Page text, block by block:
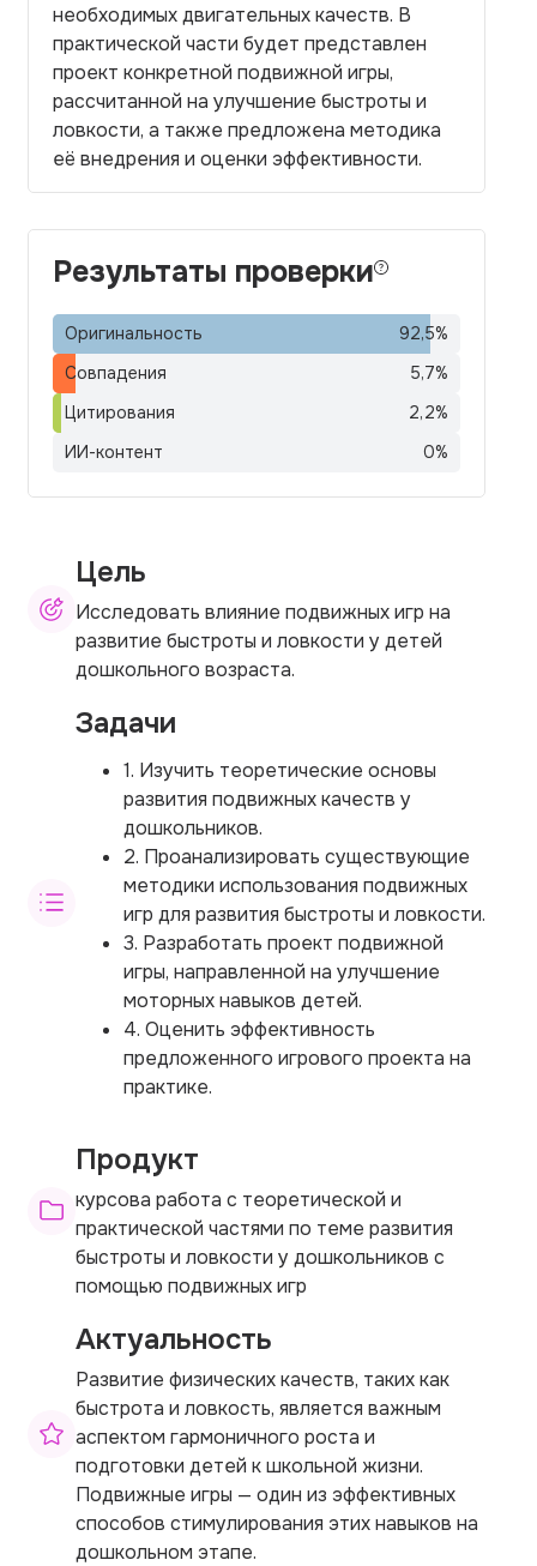
необходимых двигательных качеств. В
практической части будет представлен
проект конкретной подвижной игры,
рассчитанной на улучшение быстроты и
ловкости, а также предложена методика
её внедрения и оценки эффективности.
Результаты проверки
Оригинальность 92,5%
Совпадения
5,7%
Цитирования
2,2%
ИИ-контент
0%
Цель
Исследовать влияние подвижных игр на
развитие быстроты и ловкости у детей
дошкольного возраста.
Задачи
1. Изучить теоретические основы
развития подвижных качеств у
дошкольников.
2. Проанализировать существующие
методики использования подвижных
игр для развития быстроты и ловкости.
3. Разработать проект подвижной
игры, направленной на улучшение
моторных навыков детей.
4. Оценить эффективность
предложенного игрового проекта на
практике.
Продукт
курсова работа с теоретической и
практической частями по теме развития
быстроты и ловкости у дошкольников с
помощью подвижных игр
Актуальность
Развитие физических качеств, таких как
быстрота и ловкость, является важным
аспектом гармоничного роста и
подготовки детей к школьной жизни.
Подвижные игры — один из эффективных
способов стимулирования этих навыков на
дошкольном этапе.